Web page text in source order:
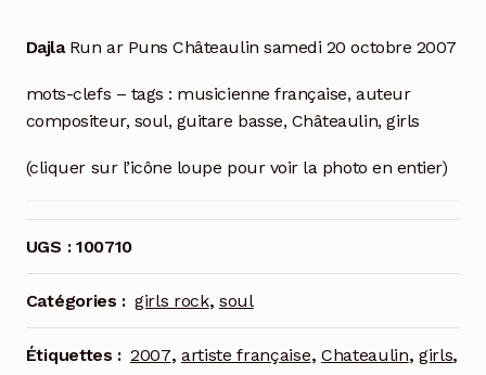
DajlaRun ar Puns Châteaulin samedi 20 octobre 2007
mots-clefs – tags : musicienne française, auteur
compositeur, soul, guitare basse, Châteaulin, girls
(cliquer sur l’icône loupe pour voir la photo en entier)
UGS : 100710
Catégories : girls rock,soul
Étiquettes : 2007, artiste française, Chateaulin,girls,